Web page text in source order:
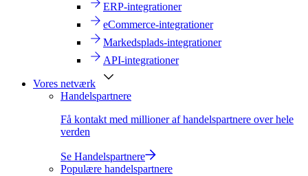
ERP-integrationer
eCommerce-integrationer
Markedsplads-integrationer
API-integrationer
Vores netværk
Handelspartnere
Få kontakt med millioner af handelspartnere over hele
verden
Se Handelspartnere
Populære handelspartnere